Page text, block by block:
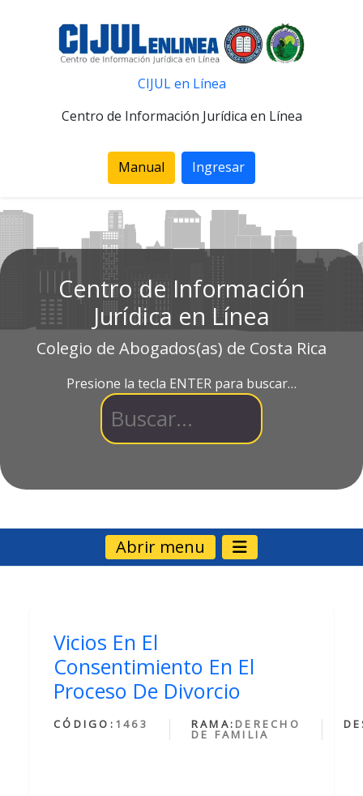
CIJUL en Línea
Centro de Información Jurídica en Línea
Manual Ingresar
Centro de Información
Jurídica en Línea
Colegio de Abogados(as) de Costa Rica
Presione la tecla ENTER para buscar…
Abrir menu
Vicios En El
Consentimiento En El
Proceso De Divorcio
CÓDIGO: 1463 RAMA: DERECHO
DE FAMILIA